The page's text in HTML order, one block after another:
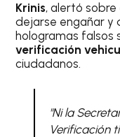
Krinis, alertó
dejarse engañar y
hologramas falsos
verificación
ciudadanos.
"Ni la
Verificación